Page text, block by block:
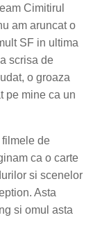
Cimitirul
am aruncat o
SF in ultima
scrisa de
o groaza
pe mine ca un
de
ca o carte
si scenelor
Asta
si omul asta